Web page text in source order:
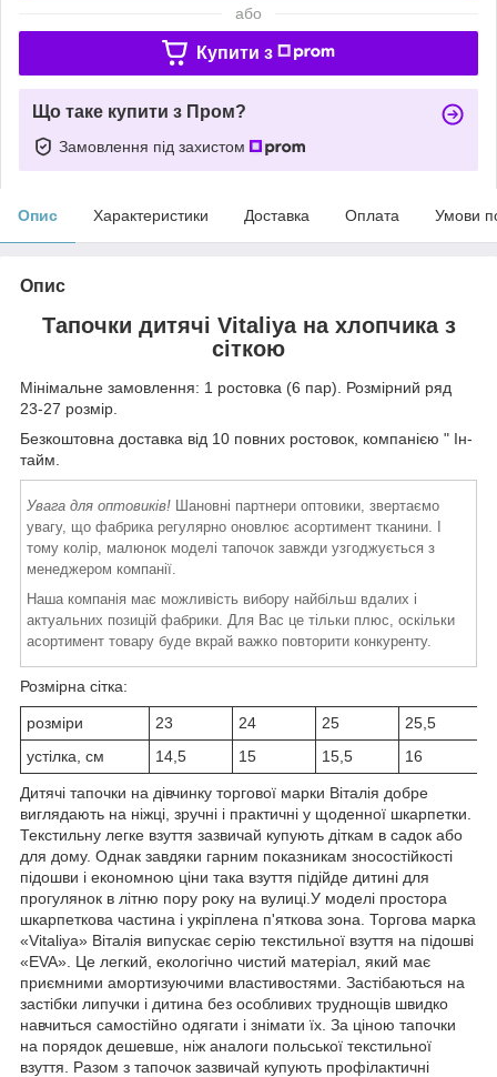
або
Купити з
Що таке купити з Пром?
Замовлення під захистом
Опис Характеристики Доставка Оплата Умови
Опис
Тапочки дитячі Vitaliya на хлопчика з
сіткою
Мінімальне замовлення: 1 ростовка (6 пар). Розмірний ряд
23-27 розмір.
Безкоштовна доставка від 10 повних ростовок, компанією " Ін-
тайм.
Увага для оптовиків! Шановні партнери оптовики, звертаємо
увагу, що фабрика регулярно оновлює асортимент тканини. І
тому колір, малюнок моделі тапочок завжди узгоджується з
менеджером компанії.
Наша компанія має можливість вибору найбільш вдалих і
актуальних позицій фабрики. Для Вас це тільки плюс, оскільки
асортимент товару буде вкрай важко повторити конкуренту.
Розмірна сітка:
розміри 23 24 25 25,5
устілка, см
14,5 15 15,5 16
Дитячі тапочки на дівчинку торгової марки Віталія добре
виглядають на ніжці, зручні і практичні у щоденної шкарпетки.
Текстильну легке взуття зазвичай купують діткам в садок або
для дому. Однак завдяки гарним показникам зносостійкості
підошви і економною ціни така взуття підійде дитині для
прогулянок в літню пору року на вулиці.У моделі простора
шкарпеткова частина і укріплена п'яткова зона. Торгова марка
«Vitaliya» Віталія випускає серію текстильної взуття на підошві
«EVA». Це легкий, екологічно чистий матеріал, який має
приємними амортизуючими властивостями. Застібаються на
застібки липучки і дитина без особливих труднощів швидко
навчиться самостійно одягати і знімати їх. За ціною тапочки
на порядок дешевше, ніж аналоги польської текстильної
взуття. Разом з тапочок зазвичай купують профілактичні